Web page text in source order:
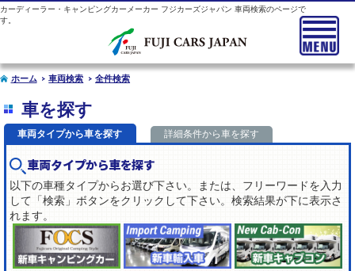
カーディーラー・キャンピングカーメーカー フジカーズジャパン 車両検索のページで
す。
ホーム 車両検索 全件検索
車を探す
車両タイプから車を探す 詳細条件から車を探す
車両タイプから車を探す
以下の車種タイプからお選び下さい。または、フリーワードを入力
して「検索」ボタンをクリックして下さい。検索結果が下に表示さ
れます。